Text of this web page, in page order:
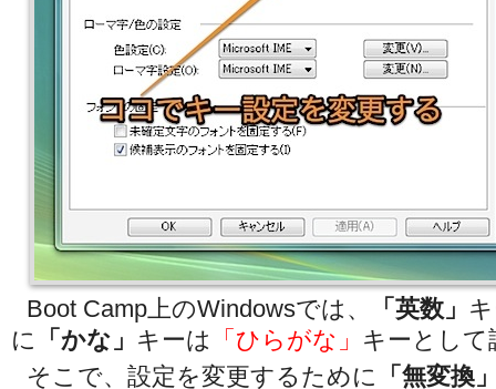
Boot Camp上のWindowsでは、 「英数」
に
「かな」 キーは 「ひらがな」 キーとし
そこで、設定を変更するために
「無変換